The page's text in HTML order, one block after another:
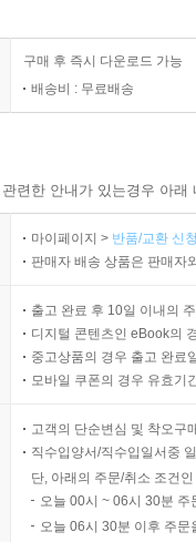
구매 후 즉시 다운로드 가능
배송비 : 무료배송
련한 안내가 있는경우 아
마이페이지 > 반품/교환 신
판매자 배송 상품은 판매자
출고 완료 후 10일 이내의
디지털 콘텐츠인 eBook의
중고상품의 경우 출고 완료
모바일 쿠폰의 경우 유효기
고객의 단순변심 및 착오구
직수입양서/직수입일서중
단, 아래의 주문/취소 조건
오늘 00시 ~ 06시 30분
오늘 06시 30분 이후 주